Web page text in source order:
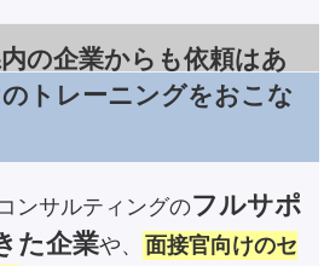
の企業からも依頼はあ
トレーニングをおこな
ンサルティングのフルサポ
た企業や、
面接官向けのセ